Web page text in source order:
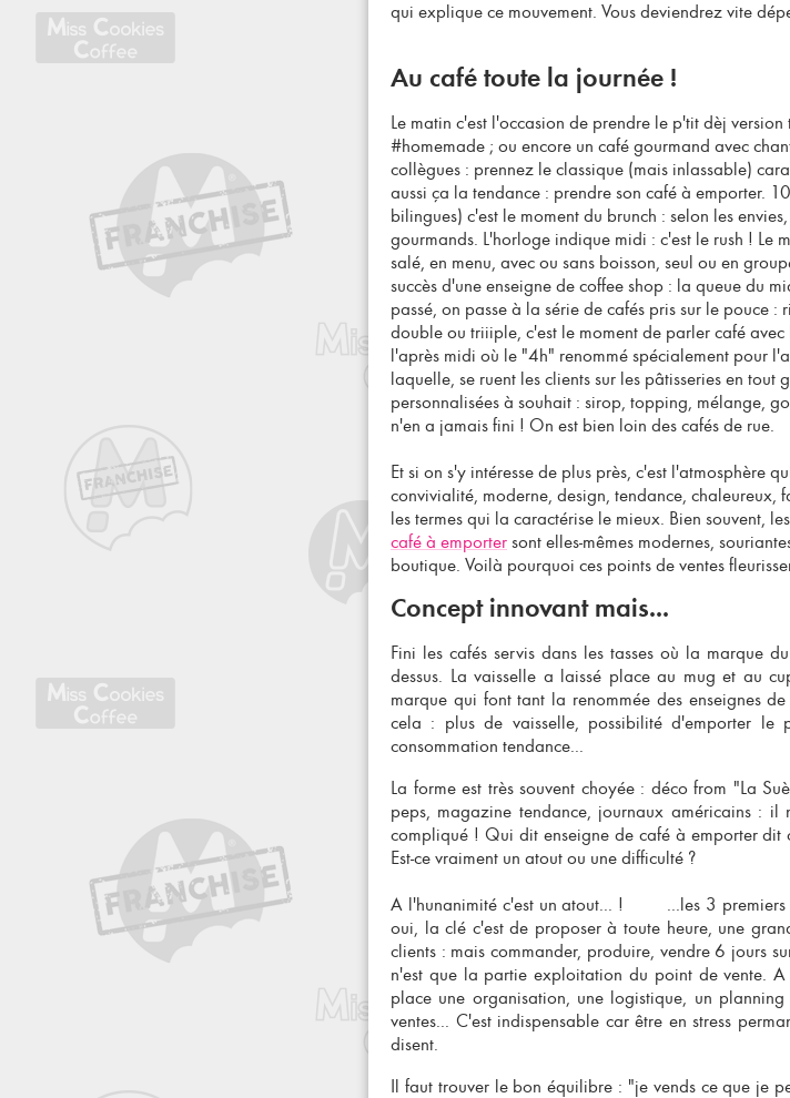
qui explique ce mouvement. Vous deviendrez vite
Au café toute la journée !
Le matin c'est l'occasion de prendre le p'tit dèj
#homemade ; ou encore un café gourmand avec
collègues : prennez le classique (mais inlassable)
aussi ça la tendance : prendre son café à emporter.
bilingues) c'est le moment du brunch : selon les
gourmands. L'horloge indique midi : c'est le rush ! Le
salé, en menu, avec ou sans boisson, seul ou en
succès d'une enseigne de coffee shop : la queue du
passé, on passe à la série de cafés pris sur le pouce :
double ou triiiple, c'est le moment de parler café
l'après midi où le "4h" renommé spécialement pour
laquelle, se ruent les clients sur les pâtisseries en tout
personnalisées à souhait : sirop, topping, mélange,
n'en a jamais fini ! On est bien loin des cafés de rue.
Et si on s'y intéresse de plus près, c'est l'atmosphère
convivialité, moderne, design, tendance, chaleureux,
les termes qui la caractérise le mieux. Bien souvent,
café à emporter sont elles-mêmes modernes,
boutique. Voilà pourquoi ces points de ventes
Concept innovant mais...
Fini les cafés servis dans les tasses où la marque
dessus. La vaisselle a laissé place au mug et au
marque qui font tant la renommée des enseignes
cela : plus de vaisselle, possibilité d'emporter le
consommation tendance...
La forme est très souvent choyée : déco from "La
peps, magazine tendance, journaux américains :
compliqué ! Qui dit enseigne de café à emporterdit
Est-ce vraiment un atout ou une difficulté ?
A l'hunanimité c'est un atout... ! ...les 3 premiers
oui, la clé c'est de proposer à toute heure, une
clients : mais commander, produire, vendre 6 jours
n'est que la partie exploitation du point de vente.
place une organisation, une logistique, un
ventes... C'est indispensable car être en stress
disent.
Il faut trouver le bon équilibre : "je vends ce que je